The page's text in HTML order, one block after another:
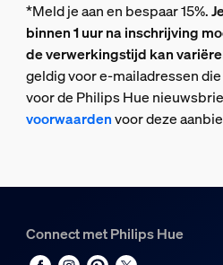
*Meld je aan en bespaar 15%.
binnen 1 uur na inschrijving
de verwerkingstijd kan
geldig voor e-mailadressen
voor de Philips Hue
voorwaardenvoor deze
Connect met Philips Hue